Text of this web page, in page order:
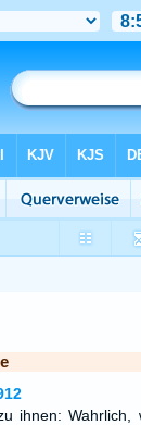
ihnen: